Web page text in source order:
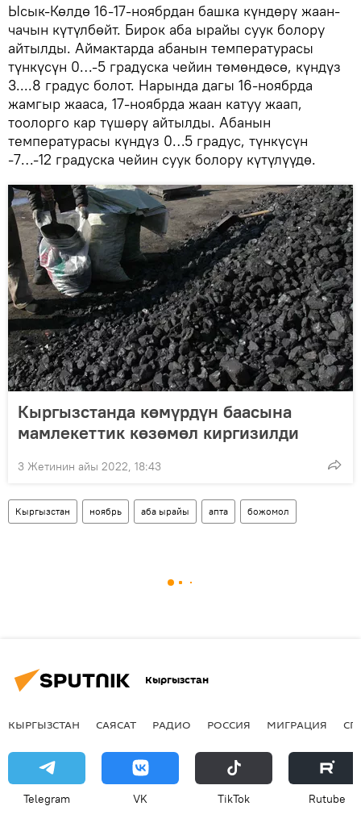
Ысык-Көлдө 16-17-ноябрдан башка күндөрү жаан-
чачын күтүлбөйт. Бирок аба ырайы суук болору
айтылды. Аймактарда абанын температурасы
түнкүсүн 0…-5 градуска чейин төмөндөсө, күндүз
3....8 градус болот. Нарында дагы 16-ноябрда
жамгыр жааса, 17-ноябрда жаан катуу жаап,
тоолорго кар түшөрү айтылды. Абанын
температурасы күндүз 0…5 градус, түнкүсүн
-7…-12 градуска чейин суук болору күтүлүүдө.
Кыргызстанда көмүрдүн баасына
мамлекеттик көзөмөл киргизилди
3 Жетинин айы 2022, 18:43
Кыргызстан ноябрь аба ырайы апта божомол
Кыргызстан
КЫРГЫЗСТАН САЯСАТ РАДИО РОССИЯ МИГРАЦИЯ
Telegram VK ТikТоk Rutube